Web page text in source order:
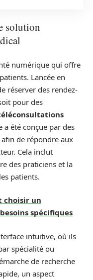
solution
numérique qui offre
Lancée en
réserver des rendez-
pour des
a été conçue par des
de répondre aux
Cela inclut
des praticiens et la
patients.
choisir un
spécifiques
intuitive, où ils
spécialité ou
de recherche
un aspect